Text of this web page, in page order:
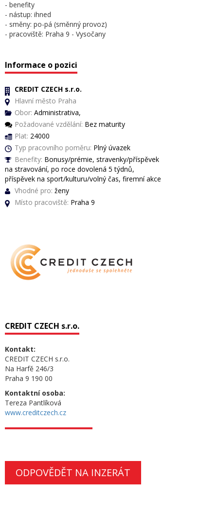
- benefity
- nástup: ihned
- směny: po-pá (směnný provoz)
- pracoviště: Praha 9 - Vysočany
Informace o pozici
CREDIT CZECH s.r.o.
Hlavní město Praha
Obor: Administrativa,
Požadované vzdělání: Bez maturity
Plat: 24000
Typ pracovního poměru: Plný úvazek
Benefity: Bonusy/prémie, stravenky/příspěvek
na stravování, po roce dovolená 5 týdnů,
příspěvek na sport/kulturu/volný čas, firemní akce
Vhodné pro: ženy
Místo pracoviště: Praha 9
CREDIT CZECH s.r.o.
Kontakt:
CREDIT CZECH s.r.o.
Na Harfě 246/3
Praha 9 190 00
Kontaktní osoba:
Tereza Pantlíková
www.creditczech.cz
ODPOVĚDĚT NA INZERÁT